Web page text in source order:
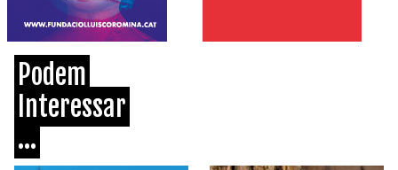
Podem
Interessar
...